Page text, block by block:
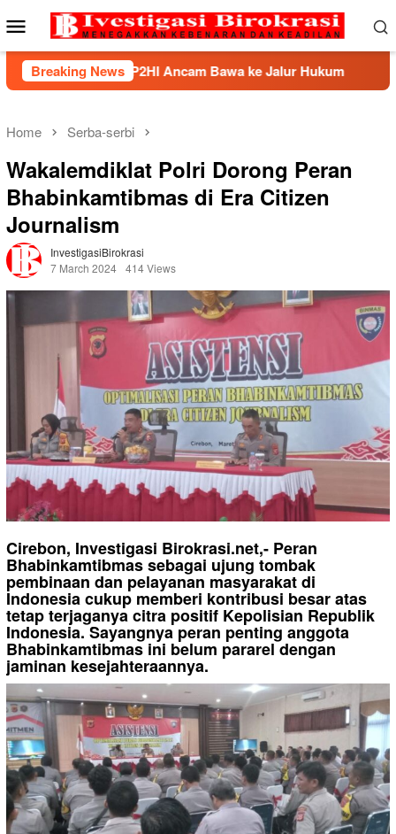
to
Mobile
Menu
Breaking News
Ancam Bawa ke Jalur Hukum Kemnaker
Home Serba-serbi
Wakalemdiklat Polri Dorong Peran
Bhabinkamtibmas di Era Citizen
Journalism
InvestigasiBirokrasi
7 March 2024 414 Views
Cirebon, Investigasi Birokrasi.net,- Peran
Bhabinkamtibmas sebagai ujung tombak
pembinaan dan pelayanan masyarakat di
Indonesia cukup memberi kontribusi besar atas
tetap terjaganya citra positif Kepolisian Republik
Indonesia. Sayangnya peran penting anggota
Bhabinkamtibmas ini belum pararel dengan
jaminan kesejahteraannya.